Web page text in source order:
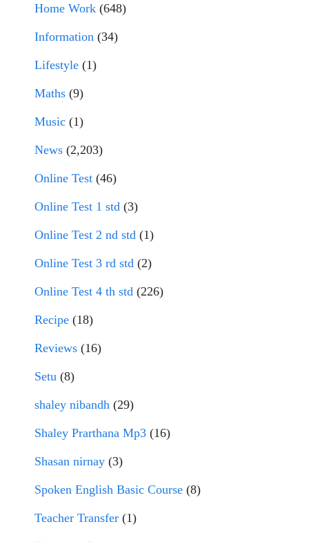
Home Work (648)
Information (34)
Lifestyle (1)
Maths (9)
Music (1)
News (2,203)
Online Test (46)
Online Test 1 std (3)
Online Test 2 nd std (1)
Online Test 3 rd std (2)
Online Test 4 th std (226)
Recipe (18)
Reviews (16)
Setu (8)
shaley nibandh (29)
Shaley Prarthana Mp3 (16)
Shasan nirnay (3)
Spoken English Basic Course (8)
Teacher Transfer (1)